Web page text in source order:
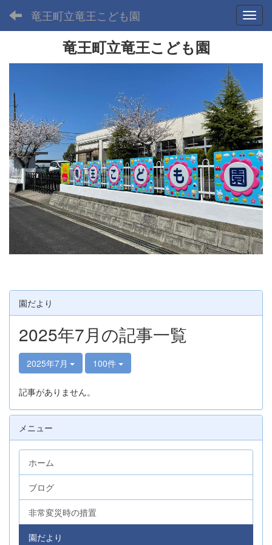
竜王町立竜王こども園
竜王町立竜王こども園
園だより
2025年7月の記事一覧
2025年7月 100件
記事がありません。
メニュー
ホーム
ブログ
非常変災時の措置
園だより